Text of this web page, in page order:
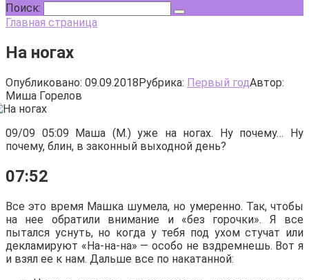
Поиск:
Главная страница
На ногах
Опубликовано: 09.09.2018Рубрика: Первый годАвтор:
Миша Горелов
09/09 05:09 Маша (М.) уже на ногах. Ну почему… Ну
почему, блин, в законный выходной день?
07:52
Все это время Машка шумела, но умеренно. Так, чтобы
на нее обратили внимание и «без горочки». Я все
пытался уснуть, но когда у тебя под ухом стучат или
декламируют «На-на-на» — особо не вздремнешь. Вот я
и взял ее к нам. Дальше все по накатанной: